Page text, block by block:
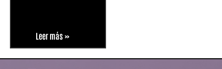
Leer más »